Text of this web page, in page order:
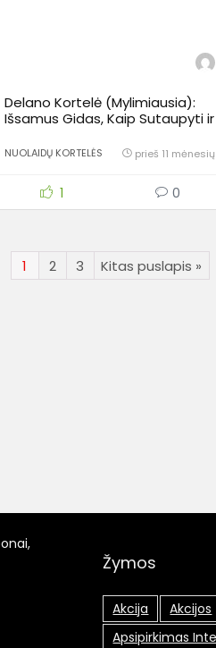
Delano Kortelė (Mylimiausia):
Išsamus Gidas, Kaip Sutaupyti ir
NUOLAIDŲ KORTELĖS prieš 11 mėnesių
1 0
1 2 3 Kitas puslapis »
Žymos
Akcija Akcijos
Apsipirkimas